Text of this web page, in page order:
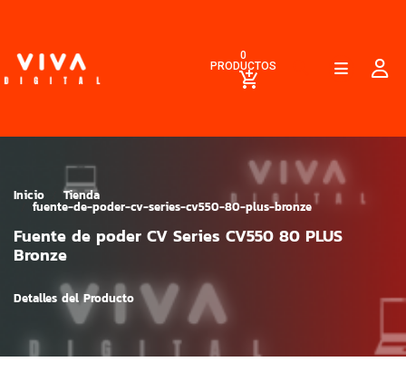
0
PRODUCTOS
Inicio Tienda
fuente-de-poder-cv-series-cv550-80-plus-bronze
Fuente de poder CV Series CV550 80 PLUS
Bronze
Detalles del Producto